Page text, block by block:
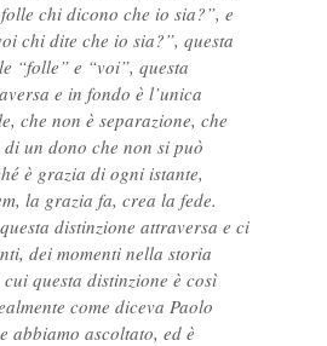
chi dicono che io sia?”, e
chi dite che io sia?”, questa
“folle” e “voi”, questa
e in fondo è l’unica
che non è separazione, che
di un dono che non si può
è grazia di ogni istante,
la grazia fa, crea la fede.
distinzione attraversa e ci
dei momenti nella storia
questa distinzione è così
come diceva Paolo
abbiamo ascoltato, ed è